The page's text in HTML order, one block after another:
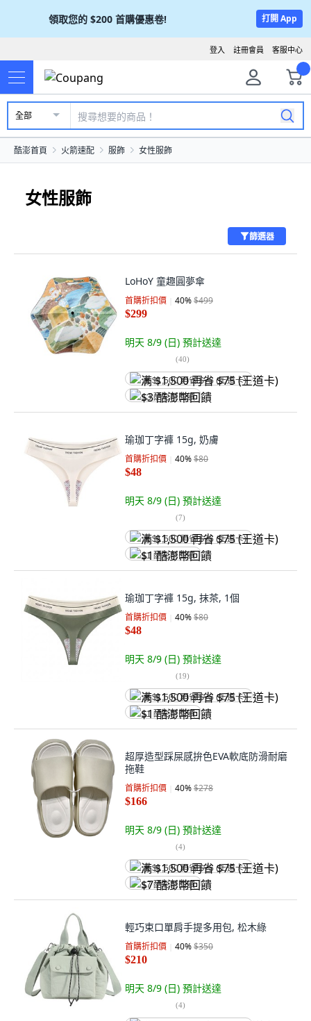
領取您的 $200 首購優惠卷! 打開 App
客服中心
註冊會員
登入
全部
酷澎首頁 火箭速配 服飾 女性服飾
女性服飾
篩選器
LoHoY 童趣圓夢傘
首購折扣價 40%$499
$299
明天 8/9 (日) 預計送達
(40)
满 $1,500 再省 $75 (王道卡)
$3 酷澎幣回饋
瑜珈丁字褲 15g, 奶膚
首購折扣價 40%$80
$48
明天 8/9 (日) 預計送達
(7)
满 $1,500 再省 $75 (王道卡)
$1 酷澎幣回饋
瑜珈丁字褲 15g, 抹茶, 1個
首購折扣價 40%$80
$48
明天 8/9 (日) 預計送達
(19)
满 $1,500 再省 $75 (王道卡)
$1 酷澎幣回饋
超厚造型踩屎感拚色EVA軟底防滑耐磨
拖鞋
首購折扣價 40%$278
$166
明天 8/9 (日) 預計送達
(4)
满 $1,500 再省 $75 (王道卡)
$7 酷澎幣回饋
輕巧束口單肩手提多用包, 松木綠
首購折扣價 40%$350
$210
明天 8/9 (日) 預計送達
(4)